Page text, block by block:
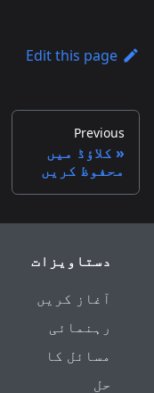
Edit this page
Previous
کلاؤڈ میں
محفوظ کریں
دستاویزات
آغاز کریں
رہنمائی
مسائل کا
حل